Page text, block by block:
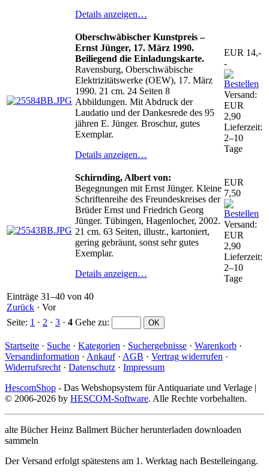
Details anzeigen…
Oberschwäbischer Kunstpreis –
Ernst Jünger, 17. März 1990.
Beiliegend die Einladungskarte.
Ravensburg, Oberschwäbische
Elektrizitätswerke (OEW), 17. März
1990. 21 cm. 24 Seiten 8
Abbildungen. Mit Abdruck der
Laudatio und der Dankesrede des 95
jähren E. Jünger. Broschur, gutes
Exemplar.
Details anzeigen…
EUR 14,-
-
Versand:
EUR
2,90
Lieferzeit:
2–10
Tage
Schirnding, Albert von:
Begegnungen mit Ernst Jünger. Kleine
Schriftenreihe des Freundeskreises der
Brüder Ernst und Friedrich Georg
Jünger. Tübingen, Hagenlocher, 2002.
21 cm. 63 Seiten, illustr., kartoniert,
gering gebräunt, sonst sehr gutes
Exemplar.
Details anzeigen…
EUR
7,50
Versand:
EUR
2,90
Lieferzeit:
2–10
Tage
Einträge 31–40 von 40
Zurück · Vor
Seite: 1 · 2 · 3 · 4 Gehe zu:
Startseite · Suche · Kategorien · Suchergebnisse · Warenkorb ·
Versandinformation · Ankauf· AGB · Vertrag widerrufen ·
Widerrufsrecht · Datenschutz · Impressum
HescomShop - Das Webshopsystem für Antiquariate und Verlage |
© 2006-2026 by HESCOM-Software. Alle Rechte vorbehalten.
alte Bücher Heinz Ballmert Bücher herunterladen downloaden
sammeln
Der Versand erfolgt spätestens am 1. Werktag nach Bestelleingang.